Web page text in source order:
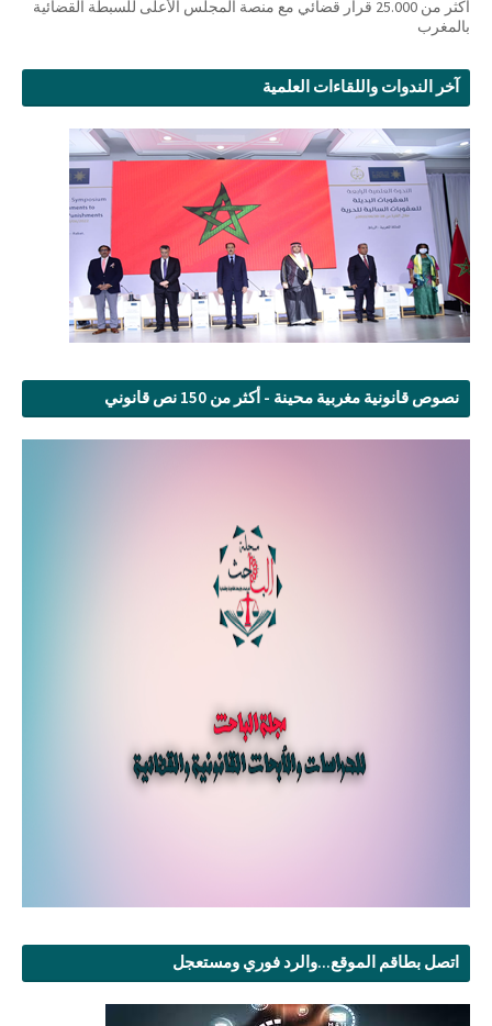
أكثر من 25.000 قرار قضائي مع منصة المجلس الأعلى للسبطة القضائية
بالمغرب
آخر الندوات واللقاءات العلمية
نصوص قانونية مغربية محينة - أكثر من 150 نص قانوني
اتصل بطاقم الموقع...والرد فوري ومستعجل